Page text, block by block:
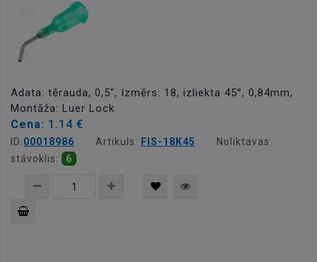
Adata: tērauda, 0,5", Izmērs: 18, izliekta 45°, 0,84mm,
Montāža: Luer Lock
Cena: 1.14 €
ID:00018986 Artikuls: FIS-18K45
Noliktavas
stāvoklis:
6